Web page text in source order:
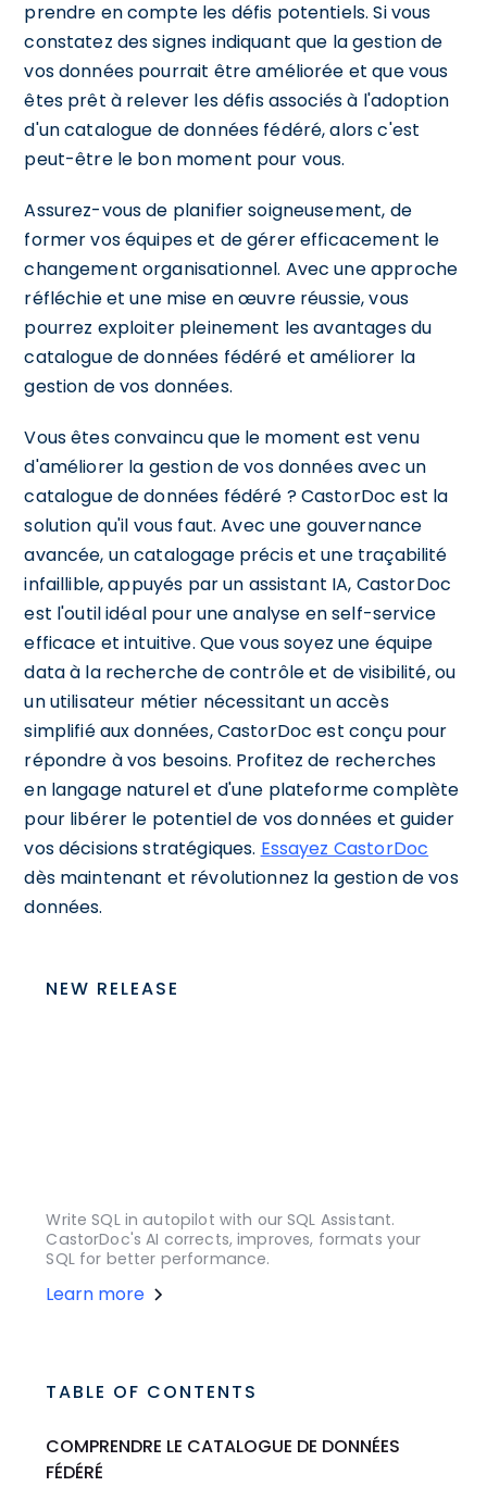
prendre en compte les défis potentiels. Si vous
constatez des signes indiquant que la gestion de
vos données pourrait être améliorée et que vous
êtes prêt à relever les défis associés à l'adoption
d'un catalogue de données fédéré, alors c'est
peut-être le bon moment pour vous.
Assurez-vous de planifier soigneusement, de
former vos équipes et de gérer efficacement le
changement organisationnel. Avec une approche
réfléchie et une mise en œuvre réussie, vous
pourrez exploiter pleinement les avantages du
catalogue de données fédéré et améliorer la
gestion de vos données.
Vous êtes convaincu que le moment est venu
d'améliorer la gestion de vos données avec un
catalogue de données fédéré ? CastorDoc est la
solution qu'il vous faut. Avec une gouvernance
avancée, un catalogage précis et une traçabilité
infaillible, appuyés par un assistant IA, CastorDoc
est l'outil idéal pour une analyse en self-service
efficace et intuitive. Que vous soyez une équipe
data à la recherche de contrôle et de visibilité, ou
un utilisateur métier nécessitant un accès
simplifié aux données, CastorDoc est conçu pour
répondre à vos besoins. Profitez de recherches
en langage naturel et d'une plateforme complète
pour libérer le potentiel de vos données et guider
vos décisions stratégiques. Essayez CastorDoc
dès maintenant et révolutionnez la gestion de vos
données.
NEW RELEASE
Write SQL in autopilot with our SQL Assistant.
CastorDoc's AI corrects, improves, formats your
SQL for better performance.
Learn more
TABLE OF CONTENTS
COMPRENDRE LE CATALOGUE DE DONNÉES
FÉDÉRÉ